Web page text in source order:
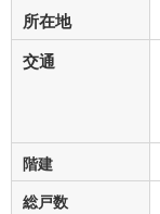
所在地
交通
階建
総戸数